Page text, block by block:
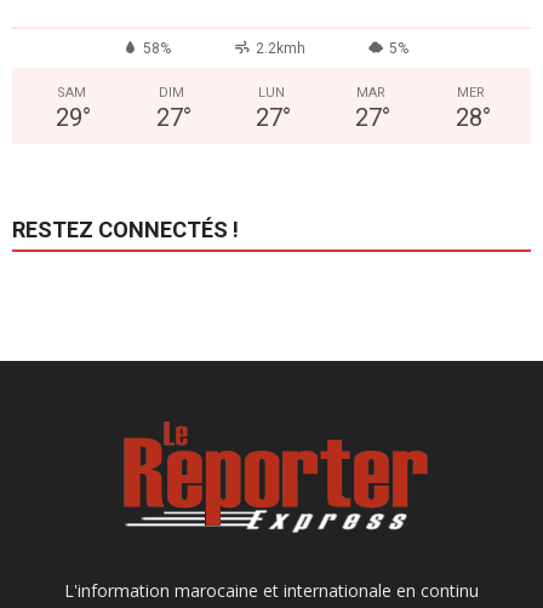
58% 2.2kmh 5%
SAM
29°
DIM
27°
LUN
27°
MAR
27°
MER
28°
RESTEZ CONNECTÉS !
L'information marocaine et internationale en continu